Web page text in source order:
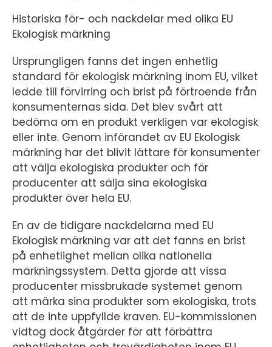
Historiska för- och nackdelar med olika EU
Ekologisk märkning
Ursprungligen fanns det ingen enhetlig
standard för ekologisk märkning inom EU, vilket
ledde till förvirring och brist på förtroende från
konsumenternas sida. Det blev svårt att
bedöma om en produkt verkligen var ekologisk
eller inte. Genom införandet av EU Ekologisk
märkning har det blivit lättare för konsumenter
att välja ekologiska produkter och för
producenter att sälja sina ekologiska
produkter över hela EU.
En av de tidigare nackdelarna med EU
Ekologisk märkning var att det fanns en brist
på enhetlighet mellan olika nationella
märkningssystem. Detta gjorde att vissa
producenter missbrukade systemet genom
att märka sina produkter som ekologiska, trots
att de inte uppfyllde kraven. EU-kommissionen
vidtog dock åtgärder för att förbättra